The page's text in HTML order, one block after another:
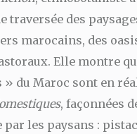
traversée des
marocains, des
Elle montre
» du Maroc sont en
, façonnées
par les paysans :